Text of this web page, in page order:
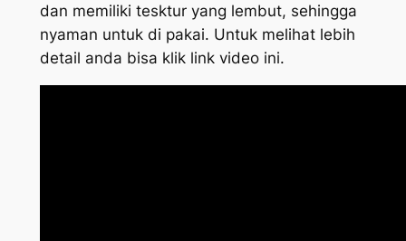
dan memiliki tesktur yang lembut, sehingga
nyaman untuk di pakai. Untuk melihat lebih
detail anda bisa klik link video ini.